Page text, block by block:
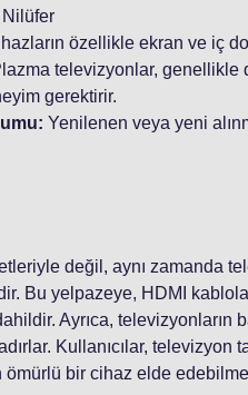
Nilüfer
özellikle ekran ve iç
televizyonlar, genellikle
gerektirir.
Yenilenen veya yeni
değil, aynı zamanda
Bu yelpazeye, HDMI
Ayrıca, televizyonların
Kullanıcılar, televizyon
bir cihaz elde